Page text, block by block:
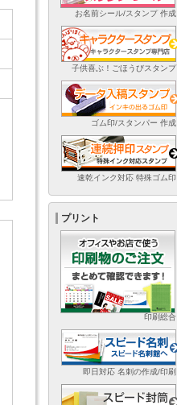
お名前シール/スタンプ 作成
子供喜ぶ！ごほうびスタンプ
ゴム印/スタンパー 作成
速乾インク対応 特殊ゴム印
プリント
印刷総合
即日対応 名刺の作成/印刷